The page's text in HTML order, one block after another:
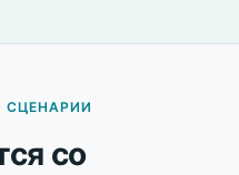
СЦЕНАРИИ
со